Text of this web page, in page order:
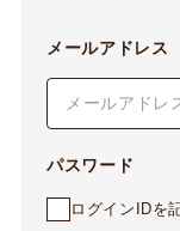
メールアドレス
パスワード
ログインIDを